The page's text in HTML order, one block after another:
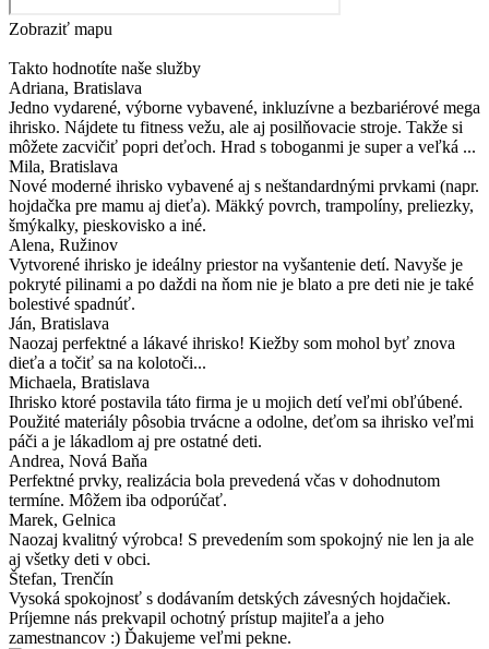
Zobraziť mapu
Takto hodnotíte naše služby
Adriana, Bratislava
Jedno vydarené, výborne vybavené, inkluzívne a bezbariérové mega
ihrisko. Nájdete tu fitness vežu, ale aj posilňovacie stroje. Takže si
môžete zacvičiť popri deťoch. Hrad s toboganmi je super a veľká ...
Mila, Bratislava
Nové moderné ihrisko vybavené aj s neštandardnými prvkami (napr.
hojdačka pre mamu aj dieťa). Mäkký povrch, trampolíny, preliezky,
šmýkalky, pieskovisko a iné.
Alena, Ružinov
Vytvorené ihrisko je ideálny priestor na vyšantenie detí. Navyše je
pokryté pilinami a po daždi na ňom nie je blato a pre deti nie je také
bolestivé spadnúť.
Ján, Bratislava
Naozaj perfektné a lákavé ihrisko! Kiežby som mohol byť znova
dieťa a točiť sa na kolotoči...
Michaela, Bratislava
Ihrisko ktoré postavila táto firma je u mojich detí veľmi obľúbené.
Použité materiály pôsobia trvácne a odolne, deťom sa ihrisko veľmi
páči a je lákadlom aj pre ostatné deti.
Andrea, Nová Baňa
Perfektné prvky, realizácia bola prevedená včas v dohodnutom
termíne. Môžem iba odporúčať.
Marek, Gelnica
Naozaj kvalitný výrobca! S prevedením som spokojný nie len ja ale
aj všetky deti v obci.
Štefan, Trenčín
Vysoká spokojnosť s dodávaním detských závesných hojdačiek.
Príjemne nás prekvapil ochotný prístup majiteľa a jeho
zamestnancov :) Ďakujeme veľmi pekne.